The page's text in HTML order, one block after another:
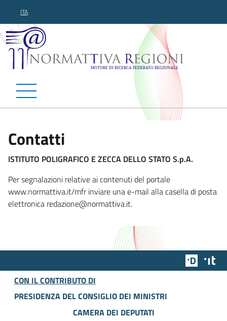
ITA
Normattiva Regioni -
Contatti
ISTITUTO POLIGRAFICO E ZECCA DELLO STATO S.p.A.
Per segnalazioni relative ai contenuti del portale
www.normattiva.it/mfr inviare una e-mail alla casella di posta
elettronica redazione@normattiva.it.
Team
CON IL CONTRIBUTO DI
PRESIDENZA DEL CONSIGLIO DEI MINISTRI
CAMERA DEI DEPUTATI